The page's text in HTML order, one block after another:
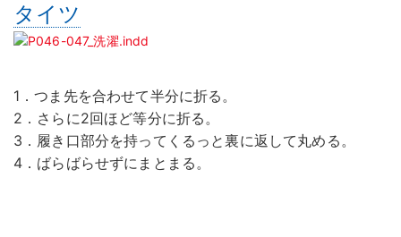
タイツ
1．つま先を合わせて半分に折る。
2．さらに2回ほど等分に折る。
3．履き口部分を持ってくるっと裏に返して丸める。
4．ばらばらせずにまとまる。